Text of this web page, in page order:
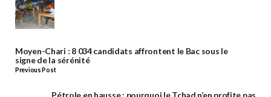
Moyen-Chari : 8 034 candidats affrontent le Bac sous le
signe de la sérénité
Previous Post
Pétrole en hausse : pourquoi le Tchad n’en profite pas